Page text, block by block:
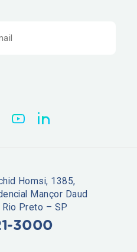
Homsi, 1385,
Mançor Daud
Preto – SP
3000